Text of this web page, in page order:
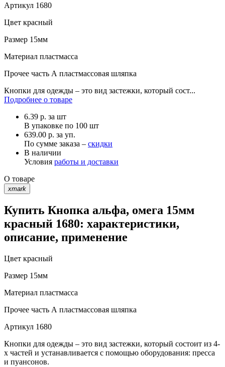
Артикул 1680
Цвет красный
Размер 15мм
Материал пластмасса
Прочее часть А пластмассовая шляпка
Кнопки для одежды – это вид застежки, который сост...
Подробнее о товаре
6.39 р. за шт
В упаковке по 100 шт
639.00 р. за уп.
По сумме заказа – скидки
В наличии
Условия работы и доставки
О товаре
xmark
Купить Кнопка альфа, омега 15мм
красный 1680: характеристики,
описание, применение
Цвет красный
Размер 15мм
Материал пластмасса
Прочее часть А пластмассовая шляпка
Артикул 1680
Кнопки для одежды – это вид застежки, который состоит из 4-
х частей и устанавливается с помощью оборудования: пресса
и пуансонов.